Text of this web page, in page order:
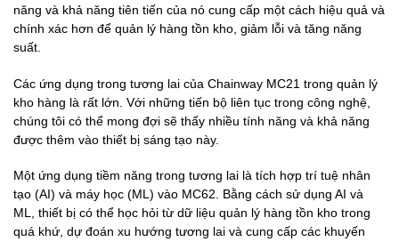
năng và khả năng tiên tiến của nó cung cấp một cách hiệu quả và
chính xác hơn để quản lý hàng tồn kho, giảm lỗi và tăng năng
suất.
Các ứng dụng trong tương lai của Chainway MC21 trong quản lý
kho hàng là rất lớn. Với những tiến bộ liên tục trong công nghệ,
chúng tôi có thể mong đợi sẽ thấy nhiều tính năng và khả năng
được thêm vào thiết bị sáng tạo này.
Một ứng dụng tiềm năng trong tương lai là tích hợp trí tuệ nhân
tạo (AI) và máy học (ML) vào MC62. Bằng cách sử dụng AI và
ML, thiết bị có thể học hỏi từ dữ liệu quản lý hàng tồn kho trong
quá khứ, dự đoán xu hướng tương lai và cung cấp các khuyến